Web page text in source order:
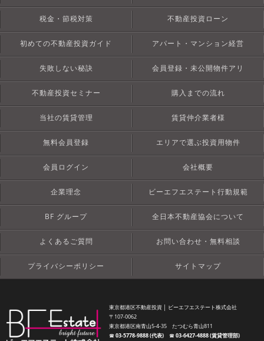
税金・節税対策 不動産投資ローン
初めての不動産投資ガイド アパート・マンション経営
失敗しない秘訣 会員登録・未公開物件アリ
不動産投資セミナー 購入までの流れ
当社の賃貸管理 賃貸仲介業者様
無料会員登録 エリアで選ぶ投資用物件
会員ログイン 会社概要
企業理念 ビーエフエステート行動規範
BF グループ 全日本不動産協会について
よくあるご質問 お問い合わせ・無料相談
プライバシーポリシー サイトマップ
東京都港区不動産投資 │ ビーエフエステート株式会社
〒107-0062
東京都港区南青山5-4-35 たつむら青山811
☎︎03-5778-9888 (代表)☎︎03-6427-4888 (賃貸管理部)